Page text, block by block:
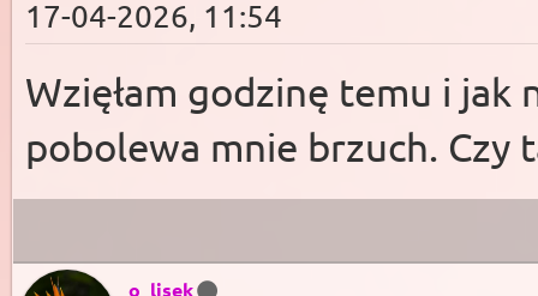
17-04-2026, 11:54
Wzięłam godzinę temu i jak
pobolewa mnie brzuch. Czy
o_lisek